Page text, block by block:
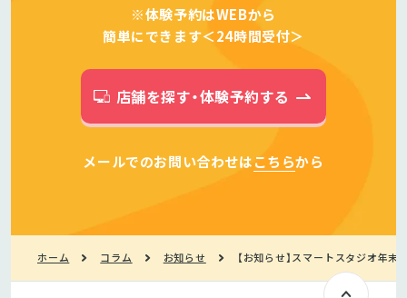
※体験予約はWEBから
簡単にできます＜24時間受付＞
店舗を探す・体験予約する
メールでのお問い合わせはこちらから
ホーム コラム お知らせ 【お知らせ】スマートスタジオ年